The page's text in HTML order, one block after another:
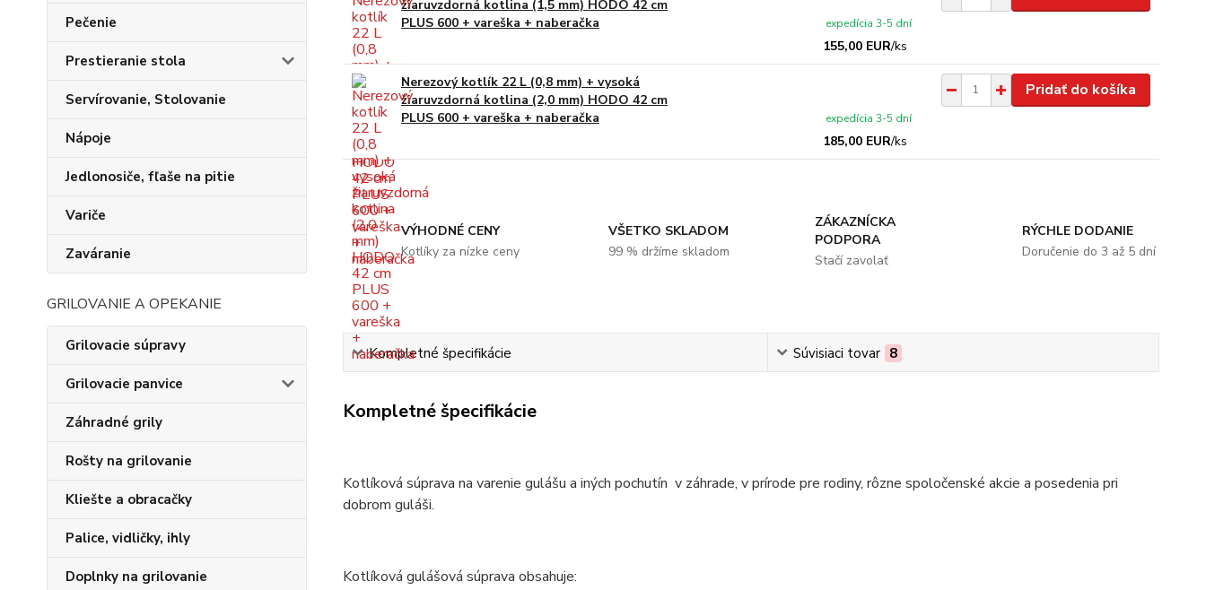
Pečenie
Prestieranie stola
Servírovanie, Stolovanie
Nápoje
Jedlonosiče, fľaše na pitie
Variče
Zaváranie
GRILOVANIE A OPEKANIE
Grilovacie súpravy
Grilovacie panvice
Záhradné grily
Rošty na grilovanie
Kliešte a obracačky
Palice, vidličky, ihly
Doplnky na grilovanie
žiaruvzdorná kotlina (1,5 mm) HODO 42 cm
PLUS 600 + vareška + naberačka
155,00 EUR/ks
expedícia 3-5 dní
Nerezový kotlík 22 L (0,8 mm) + vysoká
žiaruvzdorná kotlina (2,0 mm) HODO 42 cm
PLUS 600 + vareška + naberačka
185,00 EUR/ks
expedícia 3-5 dní
Pridať do košíka
VÝHODNÉ CENY
Kotlíky za nízke ceny
VŠETKO SKLADOM
99 % držíme skladom
ZÁKAZNÍCKA
PODPORA
Stačí zavolať
RÝCHLE DODANIE
Doručenie do 3 až 5 dní
Kompletné špecifikácie Súvisiaci tovar 8
Kompletné špecifikácie
Kotlíková súprava na varenie gulášu a iných pochutín v záhrade, v prírode pre rodiny, rôzne spoločenské akcie a posedenia pri
dobrom guláši.
Kotlíková gulášová súprava obsahuje: